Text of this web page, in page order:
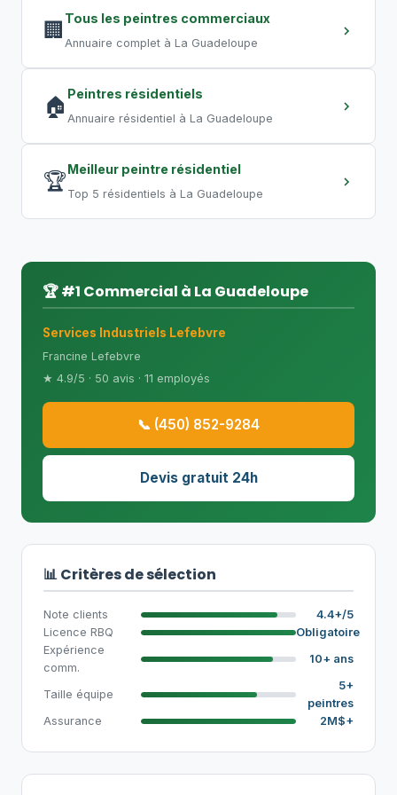
Les travaux de nuit permettent de
compresser les délais.
🏢 Tous les peintres commerciaux
Annuaire complet à La Guadeloupe
🏠 Peintres résidentiels
Annuaire résidentiel à La Guadeloupe
🏆Meilleur peintre résidentiel
Top 5 résidentiels à La Guadeloupe
🏆 #1 Commercial à La Guadeloupe
Services Industriels Lefebvre
Francine Lefebvre
★ 4.9/5 · 50 avis · 11 employés
📞 (450) 852-9284
Devis gratuit 24h
📊 Critères de sélection
Note clients
4.4+/5
Licence RBQ
Obligatoire
Expérience
comm.
10+ ans
Taille équipe
5+
peintres
Assurance
2M$+